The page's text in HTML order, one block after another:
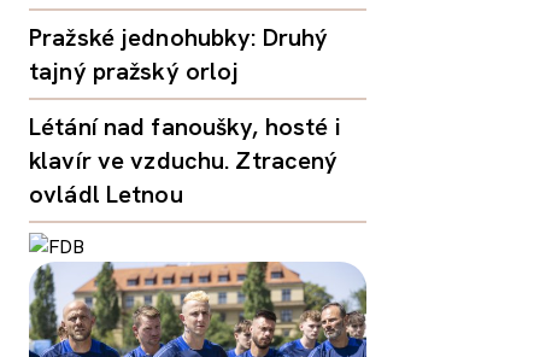
Pražské jednohubky: Druhý
tajný pražský orloj
Létání nad fanoušky, hosté i
klavír ve vzduchu. Ztracený
ovládl Letnou